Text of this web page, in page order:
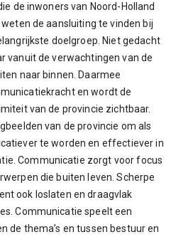
de inwoners van Noord-Holland
weten de aansluiting te vinden bij
doelgroep. Niet gedacht
vanuit de verwachtingen van de
naar binnen. Daarmee
en wordt de
van de provincie zichtbaar.
van de provincie om als
te worden en effectiever in
Communicatie zorgt voor focus
die buiten leven. Scherpe
ook loslaten en draagvlak
Communicatie speelt een
de thema’s en tussen bestuur en